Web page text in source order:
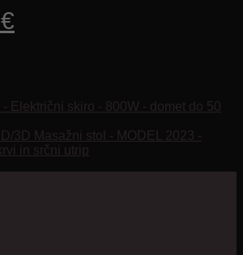
€cijena